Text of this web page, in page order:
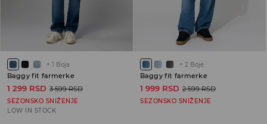
+ 1 Boja
Baggy fit farmerke
1 299 RSD 3 599 RSD
SEZONSKO SNIŽENJE
LOW IN STOCK
+ 2 Boje
Baggy fit farmerke
1 999 RSD 2 599 RSD
SEZONSKO SNIŽENJE